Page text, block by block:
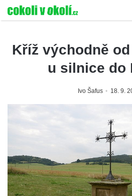
Kříž východně
u silnice do
Ivo Šafus 18. 9.